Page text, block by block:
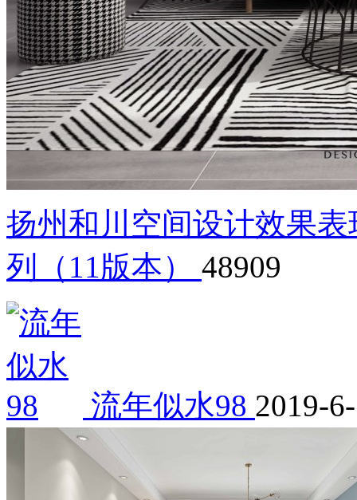
扬州和川空间设计效果
列（11版本） 48909
流年似水98 2019-